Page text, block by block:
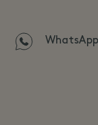
WhatsApp